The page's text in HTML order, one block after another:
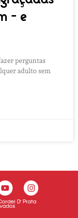
– e
perguntas
adulto sem
D’ Prata